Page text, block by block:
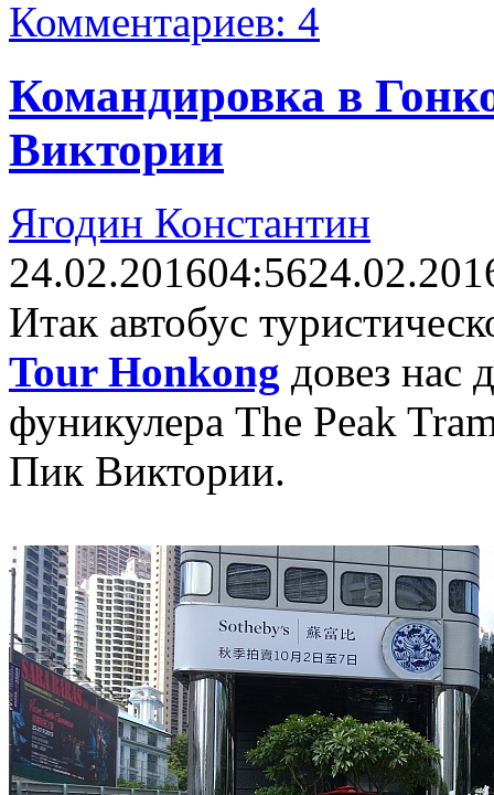
Комментариев: 4
Командировка в
Виктории
Ягодин Константин
24.02.201604:56
Итак автобус
Tour Honkong довез нас
фуникулера The Peak
Пик Виктории.